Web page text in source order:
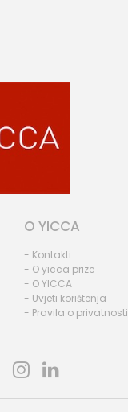
O YICCA
- Kontakti
- O yicca prize
- O YICCA
- Uvjeti korištenja
- Pravila o privatnosti